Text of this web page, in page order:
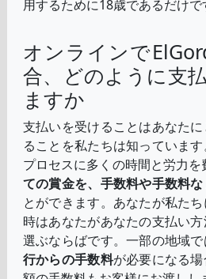
用するために18歳であるだけで
オンラインで
合、どのように支
ますか
支払いを受けることはあなた
ることを私たちは知っていま
プロセスに多くの時間と労力を
ての賞金を、手数料や手数料
とができます。あなたが私た
時はあなたがあなたの支払い
選ぶならばです。一部の地域で
行からの手数料が必要になる